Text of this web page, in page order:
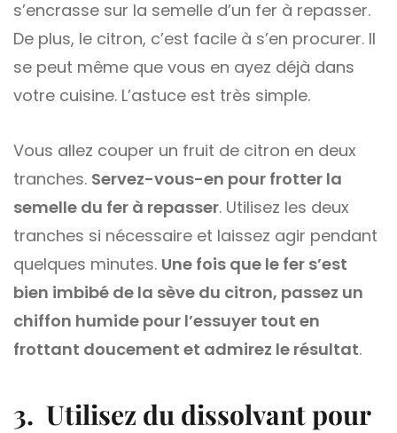
s’encrasse sur la semelle d’un fer à repasser.
De plus, le citron, c’est facile à s’en procurer. Il
se peut même que vous en ayez déjà dans
votre cuisine. L’astuce est très simple.
Vous allez couper un fruit de citron en deux
tranches. Servez-vous-en pour frotter la
semelle du fer à repasser. Utilisez les deux
tranches si nécessaire et laissez agir pendant
quelques minutes. Une fois que le fer s’est
bien imbibé de la sève du citron, passez un
chiffon humide pour l’essuyer tout en
frottant doucement et admirez le résultat.
3. Utilisez du dissolvant pour